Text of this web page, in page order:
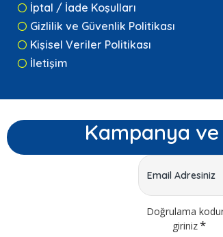
İptal / İade Koşulları
Gizlilik ve Güvenlik Politikası
Kişisel Veriler Politikası
İletişim
Kampanya ve
Doğrulama
giriniz